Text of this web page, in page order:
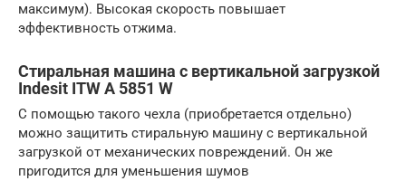
максимум). Высокая скорость повышает
эффективность отжима.
Стиральная машина с вертикальной загрузкой
Indesit ITW A 5851 W
С помощью такого чехла (приобретается отдельно)
можно защитить стиральную машину с вертикальной
загрузкой от механических повреждений. Он же
пригодится для уменьшения шумов